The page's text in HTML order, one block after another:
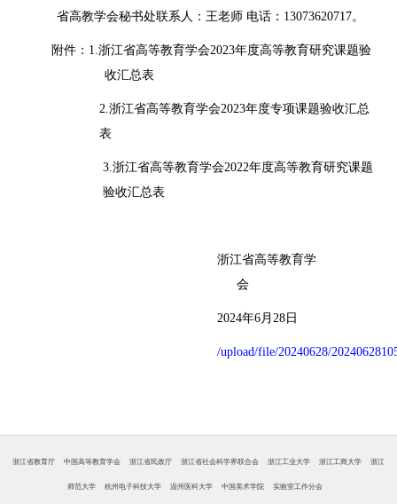
省高教学会秘书处联系人：王老师 电话： 13073620717。
附件： 1.浙江省高等教育学会2023年度高等教育研究课题验
收汇总表
2.浙江省高等教育学会2023年度专项课题验收汇总
表
3.浙江省高等教育学会2022年度高等教育研究课题
验收汇总表
浙江省高等教育学
会
2024年6 月 28日
/upload/file/20240628/
浙江省教育厅 中国高等教育学会 浙江省民政厅 浙江省社会科学界联合会 浙江工业大学 浙江工商大学 浙江
师范大学 杭州电子科技大学 温州医科大学 中国美术学院 实验室工作分会